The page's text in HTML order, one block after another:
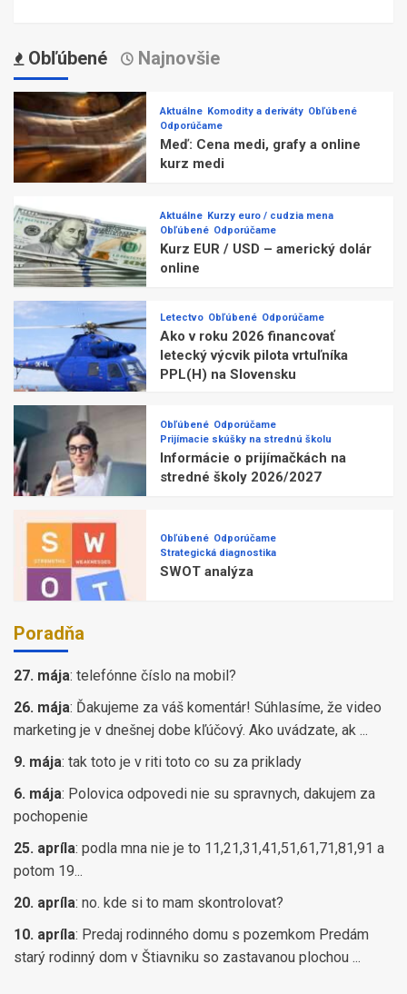
Obľúbené Najnovšie
Aktuálne Komodity a deriváty Obľúbené
Odporúčame
Meď: Cena medi, grafy a online
kurz medi
Aktuálne Kurzy euro / cudzia mena
Obľúbené Odporúčame
Kurz EUR / USD – americký dolár
online
Letectvo Obľúbené Odporúčame
Ako v roku 2026 financovať
letecký výcvik pilota vrtuľníka
PPL(H) na Slovensku
Obľúbené Odporúčame
Prijímacie skúšky na strednú školu
Informácie o prijímačkách na
stredné školy 2026/2027
Obľúbené Odporúčame
Strategická diagnostika
SWOT analýza
Poradňa
27. mája: telefónne číslo na mobil?
26. mája: Ďakujeme za váš komentár! Súhlasíme, že video
marketing je v dnešnej dobe kľúčový. Ako uvádzate, ak ...
9. mája: tak toto je v riti toto co su za priklady
6. mája: Polovica odpovedi nie su spravnych, dakujem za
pochopenie
25. apríla: podla mna nie je to 11,21,31,41,51,61,71,81,91 a
potom 19...
20. apríla: no. kde si to mam skontrolovat?
10. apríla: Predaj rodinného domu s pozemkom Predám
starý rodinný dom v Štiavniku so zastavanou plochou ...